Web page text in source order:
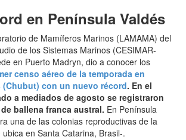
en Península Valdés
de Mamíferos Marinos (LAMAMA) del
de los Sistemas Marinos (CESIMAR-
en Puerto Madryn, dio a conocer los
censo aéreo de la temporada en
(Chubut) con un nuevo récord. En el
a mediados de agosto se registraron
ballena franca austral. En Península
una de las colonias reproductivas de la
en Santa Catarina, Brasil-.